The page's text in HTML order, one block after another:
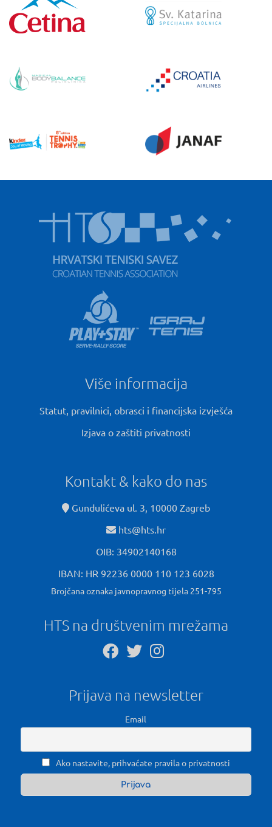
Više informacija
Statut, pravilnici, obrasci i financijska izvješća
Izjava o zaštiti privatnosti
Kontakt & kako do nas
Gundulićeva ul. 3, 10000 Zagreb
hts@hts.hr
OIB: 34902140168
IBAN: HR 92236 0000 110 123 6028
Brojčana oznaka javnopravnog tijela 251-795
HTS na društvenim mrežama
Prijava na newsletter
Email
Ako nastavite, prihvaćate pravila o privatnosti